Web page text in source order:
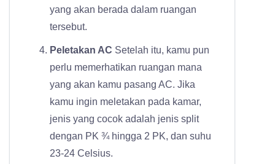
yang akan berada dalam ruangan
tersebut.
Peletakan AC Setelah itu, kamu pun
perlu memerhatikan ruangan mana
yang akan kamu pasang AC. Jika
kamu ingin meletakan pada kamar,
jenis yang cocok adalah jenis split
dengan PK ¾ hingga 2 PK, dan suhu
23-24 Celsius.